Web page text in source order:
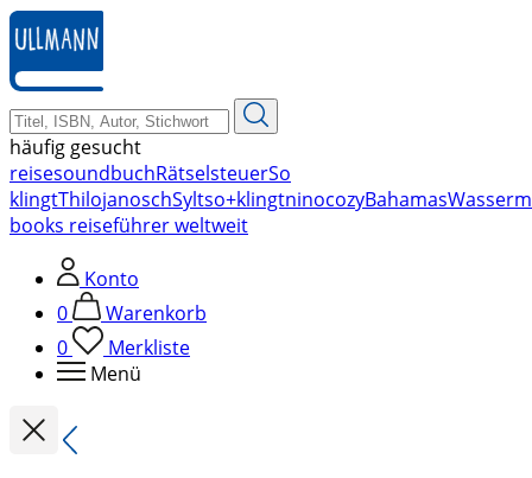
zum
Hauptinhalt
springen
häufig gesucht
reisesoundbuchRätselsteuerSo
klingtThilojanoschSyltso+klingtninocozyBahamas
books reiseführer weltweit
Konto
0
Warenkorb
0
Merkliste
Menü